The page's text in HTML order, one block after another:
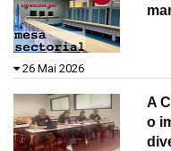
26 Mai 2026
A
o